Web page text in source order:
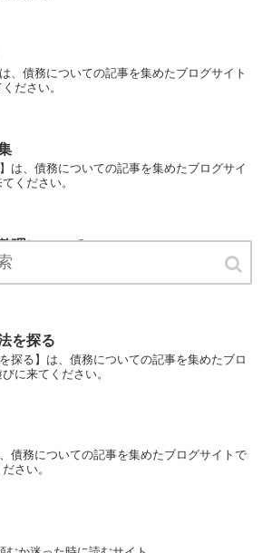
、債務についての記事を集めたブログサイト
ださい。
は、債務についての記事を集めたブログサイ
ください。
理について
について】は、債務についての記事を集めた
遊びに来てください。
を探る
探る】は、債務についての記事を集めたブロ
に来てください。
債務についての記事を集めたブログサイトで
さい。